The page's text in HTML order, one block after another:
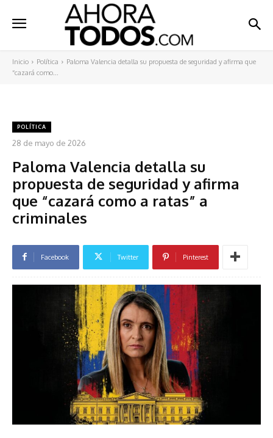
Inicio Política
Paloma Valencia detalla su propuesta de seguridad y afirma que
“cazará como...
POLÍTICA
28 de mayo de 2026
Paloma Valencia detalla su
propuesta de seguridad y afirma
que “cazará como a ratas” a
criminales
Facebook Twitter Pinterest